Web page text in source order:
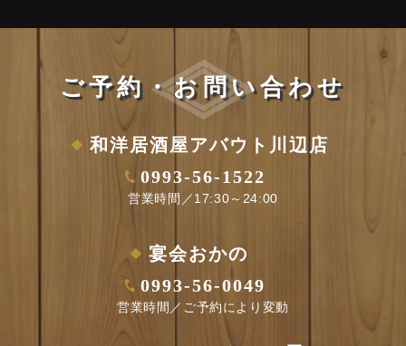
ご予約・お問い合わせ
和洋居酒屋アバウト川辺店
0993-56-1522
営業時間／17:30～24:00
宴会おかの
0993-56-0049
営業時間／ご予約により変動